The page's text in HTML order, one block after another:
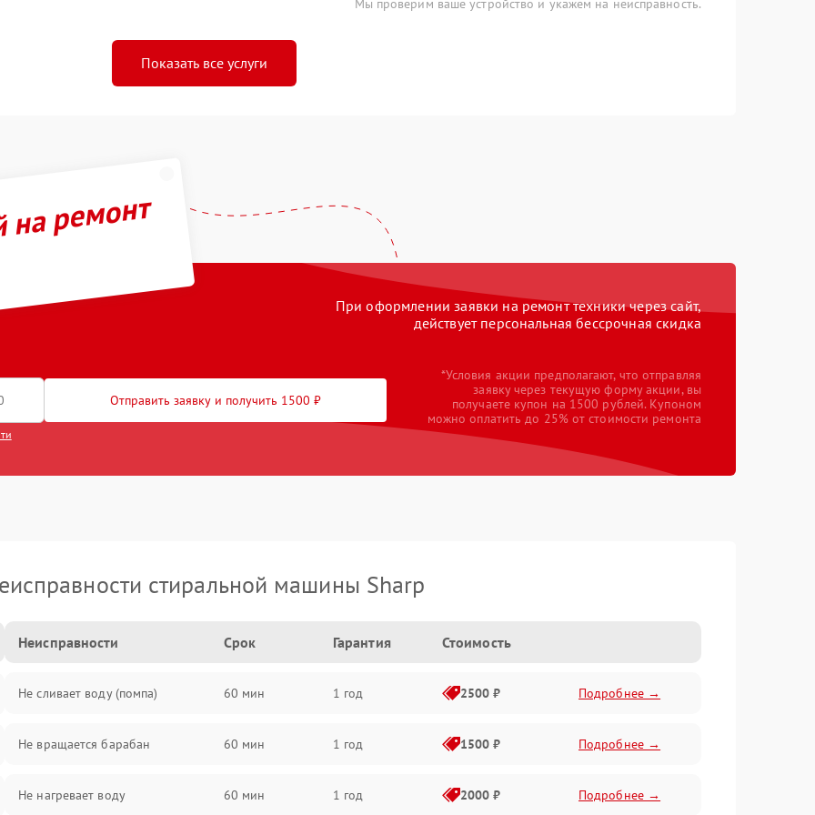
Мы проверим ваше устройство и укажем на неисправность.
Показать все услуги
ремонт
При оформлении заявки на ремонт техники через сайт,
действует персональная бессрочная скидка
Отправить заявку и получить 1500 ₽
*Условия акции предполагают, что отправляя
заявку через текущую форму акции, вы
получаете купон на 1500 рублей. Купоном
можно оплатить до 25% от стоимости ремонта
стиральной машины Sharp
Неисправности Срок Гарантия Стоимость
Не сливает воду (помпа) 60 мин 1 год 2500 ₽ Подробнее →
Не вращается барабан 60 мин 1 год 1500 ₽ Подробнее →
Не нагревает воду 60 мин 1 год 2000 ₽ Подробнее →